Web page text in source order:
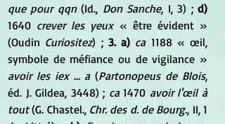
que pour qqn (Id., Don Sanche, I, 3) ; d)
1640 crever les yeux « être évident »
(Oudin Curiositez) ; 3. a) ca 1188 « œil,
avoir les iex ... a (Partonopeus de Blois,
éd. J. Gildea, 3448) ; ca 1470 avoir l'œil à
tout (G. Chastel., Chr. des d. de Bourg., II, 1